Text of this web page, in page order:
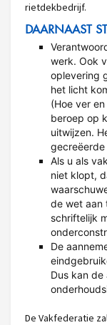
rietdekbedrijf.
DAARNAAST
werk. Ook
oplevering
het licht
(Hoe ver
beroep op
uitwijzen.
Als u als
niet klopt,
de wet aan
schriftelijk
De
Dus kan de
De Vakfederatie